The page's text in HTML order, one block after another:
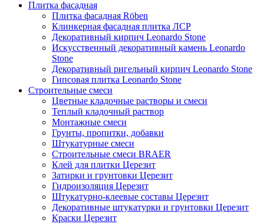
Плитка фасадная
Плитка фасадная Röben
Клинкерная фасадная плитка ЛСР
Декоративный кирпич Leonardo Stone
Искусственный декоративный камень Leonardo
Stone
Декоративный ригельный кирпич Leonardo Stone
Гипсовая плитка Leonardo Stone
Строительные смеси
Цветные кладочные растворы и смеси
Теплый кладочный раствор
Монтажные смеси
Грунты, пропитки, добавки
Штукатурные смеси
Строительные смеси BRAER
Клей для плитки Церезит
Затирки и грунтовки Церезит
Гидроизоляция Церезит
Штукатурно-клеевые составы Церезит
Декоративные штукатурки и грунтовки Церезит
Краски Церезит